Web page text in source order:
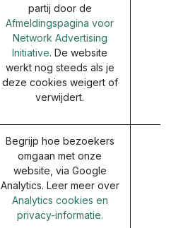
partij door de
Afmeldingspagina voor
Network Advertising
Initiative. De website
werkt nog steeds als je
deze cookies weigert of
verwijdert.
Begrijp hoe bezoekers
omgaan met onze
website, via Google
Analytics. Leer meer over
Analytics cookies en
privacy-informatie.